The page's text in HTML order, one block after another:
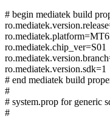
# begin mediatek build
ro.mediatek.chip_ver=S01
ro.mediatek.version.sdk=1
# end mediatek build
#
# system.prop for generic
#